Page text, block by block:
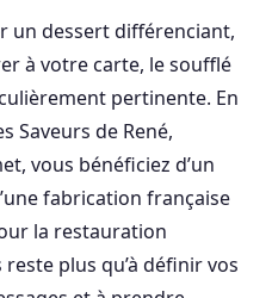
un dessert différenciant,
à votre carte, le soufflé
pertinente. En
Saveurs de René,
vous bénéficiez d’un
fabrication française
la restauration
plus qu’à définir vos